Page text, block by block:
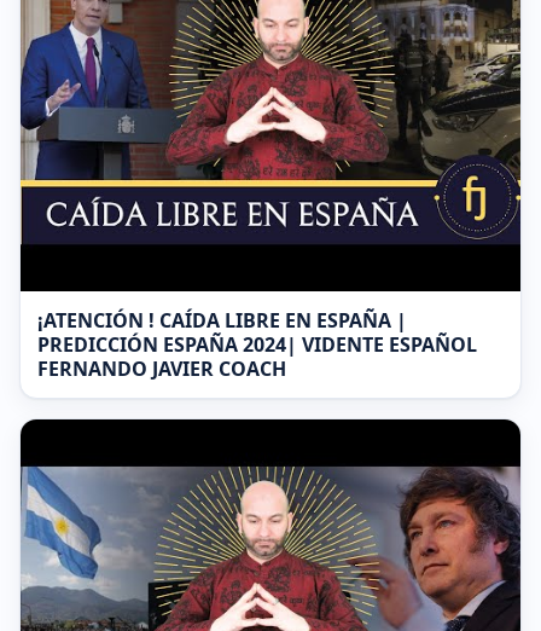
¡ATENCIÓN ! CAÍDA LIBRE EN ESPAÑA |
PREDICCIÓN ESPAÑA 2024| VIDENTE ESPAÑOL
FERNANDO JAVIER COACH